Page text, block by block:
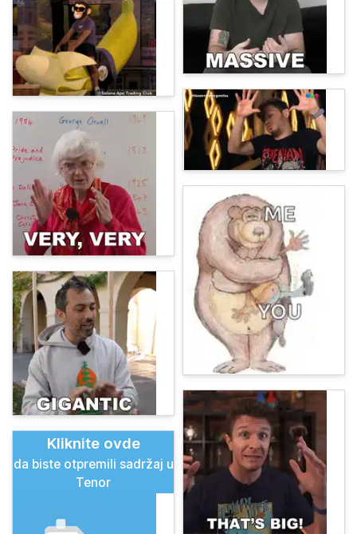
Kliknite ovde
da biste otpremili sadržaj u
Tenor